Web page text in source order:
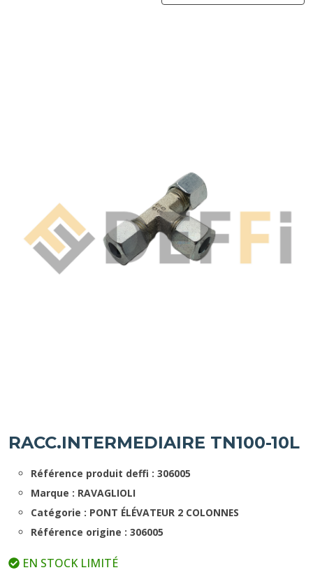
RACC.INTERMEDIAIRE TN100-10L
Référence produit deffi : 306005
Marque : RAVAGLIOLI
Catégorie : PONT ÉLÉVATEUR 2 COLONNES
Référence origine : 306005
EN STOCK LIMITÉ